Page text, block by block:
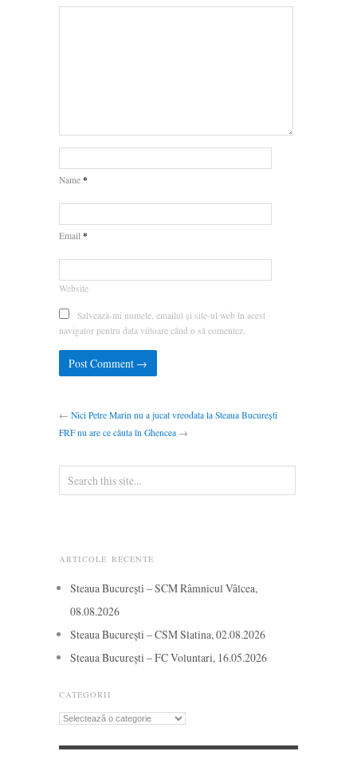
Name *
Email *
Website
Salvează-mi numele, emailul și site-ul web în acest
navigator pentru data viitoare când o să comentez.
← Nici Petre Marin nu a jucat vreodata la Steaua București
FRF nu are ce căuta în Ghencea →
ARTICOLE RECENTE
Steaua București – SCM Râmnicul Vâlcea,
08.08.2026
Steaua București – CSM Slatina, 02.08.2026
Steaua București – FC Voluntari, 16.05.2026
CATEGORII
Categorii